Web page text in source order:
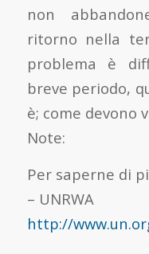
non
ritorno nella
problema è
breve periodo,
è; come devono
Note:
Per saperne di
– UNRWA
http://